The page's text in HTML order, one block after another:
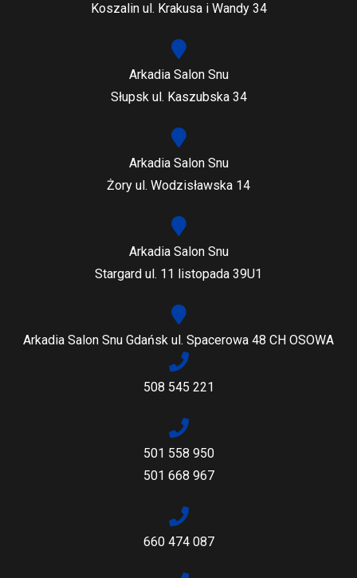
Koszalin ul. Krakusa i Wandy 34
Arkadia Salon Snu
Słupsk ul. Kaszubska 34
Arkadia Salon Snu
Żory ul. Wodzisławska 14
Arkadia Salon Snu
Stargard ul. 11 listopada 39U1
Arkadia Salon Snu Gdańsk ul. Spacerowa 48 CH OSOWA
508 545 221
501 558 950
501 668 967
660 474 087